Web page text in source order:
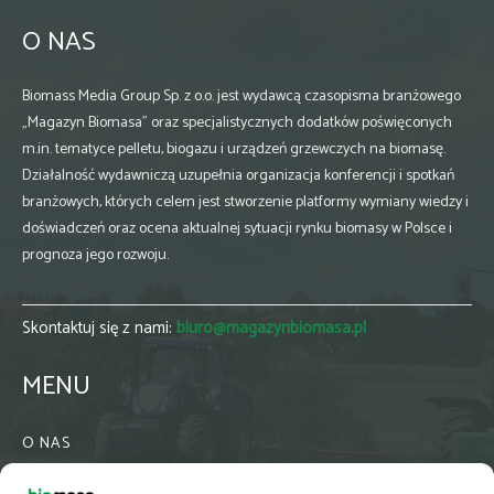
O NAS
Biomass Media Group Sp. z o.o. jest wydawcą czasopisma branżowego
„Magazyn Biomasa” oraz specjalistycznych dodatków poświęconych
m.in. tematyce pelletu, biogazu i urządzeń grzewczych na biomasę.
Działalność wydawniczą uzupełnia organizacja konferencji i spotkań
branżowych, których celem jest stworzenie platformy wymiany wiedzy i
doświadczeń oraz ocena aktualnej sytuacji rynku biomasy w Polsce i
prognoza jego rozwoju.
Skontaktuj się z nami: biuro@magazynbiomasa.pl
MENU
O NAS